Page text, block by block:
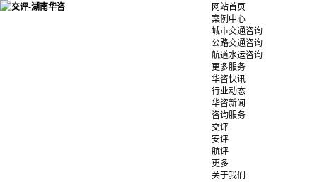
网站首页
案例中心
城市交通咨询
公路交通咨询
航道水运咨询
更多服务
华咨快讯
行业动态
华咨新闻
咨询服务
交评
安评
航评
更多
关于我们